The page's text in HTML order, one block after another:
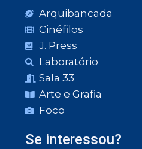
Arquibancada
Cinéfilos
J. Press
Laboratório
Sala 33
Arte e Grafia
Foco
Se interessou?